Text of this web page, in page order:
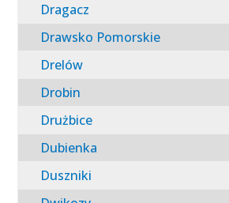
Dragacz
Drawsko Pomorskie
Drelów
Drobin
Drużbice
Dubienka
Duszniki